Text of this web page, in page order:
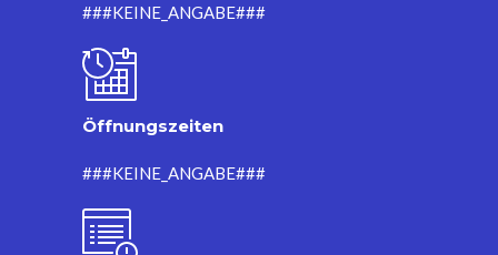
###KEINE_ANGABE###
Öffnungszeiten
###KEINE_ANGABE###